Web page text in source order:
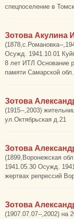
спецпоселение в
Зотова Акулина
(1878,с.Романовка--
Осужд. 1941.10.01
8 лет ИТЛ Основание
памяти Самарской
Зотова
(1915--,2003)
ул.Октябрьская д.21
Зотова
(1899,Воронежская
1941.05.30 Осужд.
жертвах репрессий
Зотова
(1907.07.07--,2002) на